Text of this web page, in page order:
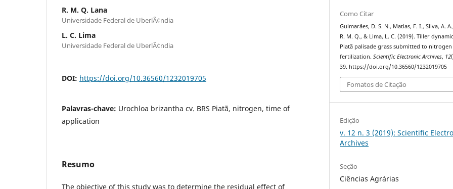
R. M. Q. Lana
Universidade Federal de UberlÃ¢ndia
L. C. Lima
Universidade Federal de UberlÃ¢ndia
DOI: https://doi.org/10.36560/1232019705
Palavras-chave: Urochloa brizantha cv. BRS Piatã, nitrogen, time of
application
Resumo
The objective of this study was to determine the residual effect of
Como Citar
Guimarães, D. S. N., Matias, F. I., Silva, A.
R. M. Q., & Lima, L. C. (2019). Tiller
Piatã palisade grass submitted to nitrogen
fertilization.Scientific Electronic Archives, 12
39. https://doi.org/10.36560/1232019705
Fomatos de Citação
Edição
v. 12 n. 3 (2019): Scientific
Archives
Seção
Ciências Agrárias